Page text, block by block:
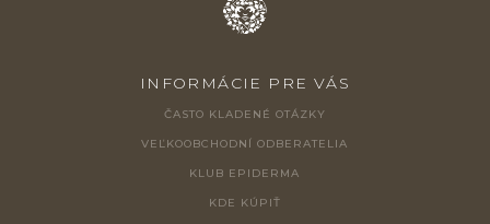
INFORMÁCIE PRE VÁS
ČASTO KLADENÉ OTÁZKY
VEĽKOOBCHODNÍ ODBERATELIA
KLUB EPIDERMA
KDE KÚPIŤ